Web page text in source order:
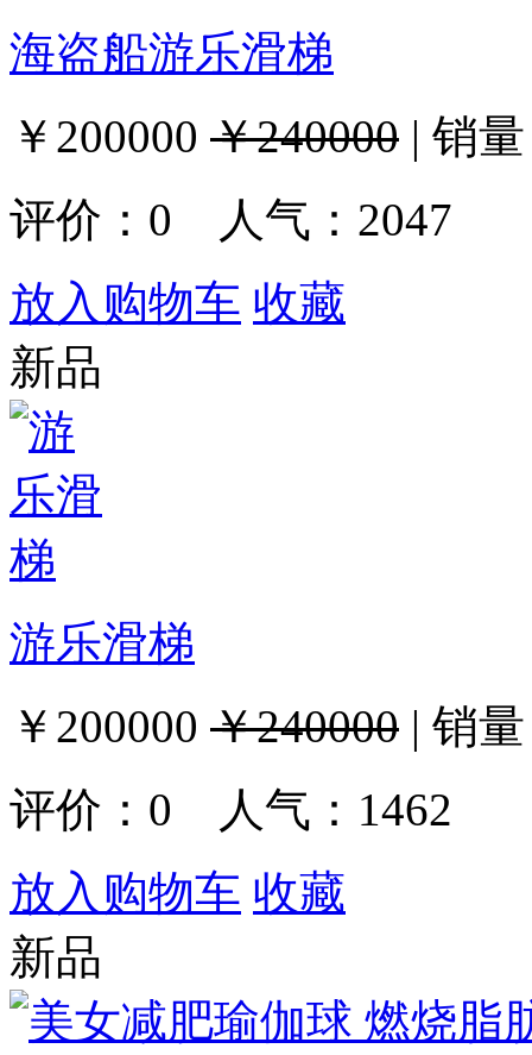
海盗船游乐滑梯
￥200000 ￥240000 | 销
评价： 0 人气：2047
放入购物车 收藏
新品
游乐滑梯
￥200000 ￥240000 | 销
评价： 0 人气：1462
放入购物车 收藏
新品